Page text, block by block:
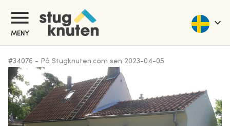
MENY
#34076 - På Stugknuten.com sen 2023-04-05